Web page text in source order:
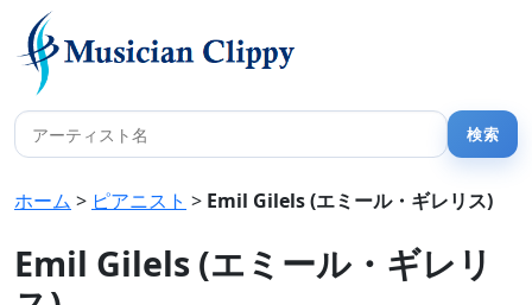
ホーム > ピアニスト > Emil Gilels (エミール・ギレリス)
Emil Gilels (エミール・ギレリ